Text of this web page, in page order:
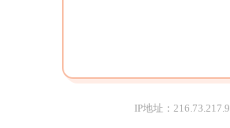
IP地址：216.73.217.9